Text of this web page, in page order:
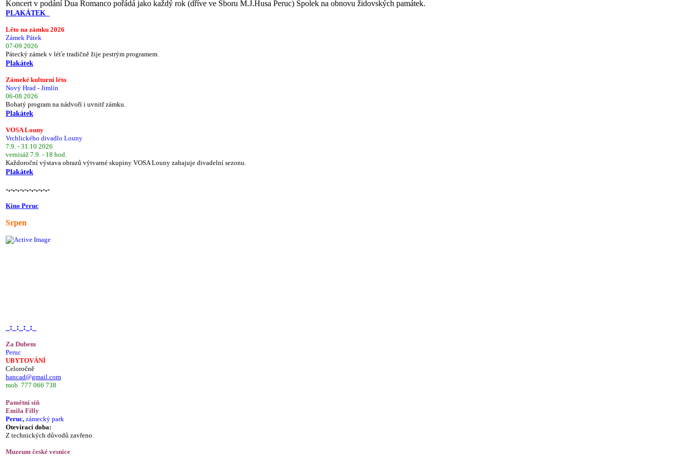
Koncert v podání Dua Romanco pořádá jako každý rok (dříve ve Sboru M.J.Husa Peruc) Spolek na obnovu židovských památek.
PLAKÁTEK
Léto na zámku 2026
Zámek Pátek
07-09 2026
Pátecký zámek v léťe tradičně žije pestrým programem.
Plakátek
Zámeké kulturní léto
Nový Hrad - Jimlín
06-08 2026
Bohatý program na nádvoří i uvnitř zámku.
Plakátek
VOSA Louny
Vrchlického divadlo Louny
7.9. - 31.10 2026
vernisáž 7.9. - 18 hod.
Každoroční výstava obrazů výtvarné skupiny VOSA Louny zahajuje divadelní sezonu.
Plakátek
-.-.-.-.-.-.-.-.-.-
Kino Peruc
Srpen
_:_:_:_:_
Za Dubem
Peruc
UBYTOVÁNÍ
Celoročně
hancad@gmail.com
mob. 777 066 738
Pamětní síň
Emila Filly
Peruc, zámecký park
Otevírací doba:
Z technických důvodů zavřeno.
Muzeum české vesnice